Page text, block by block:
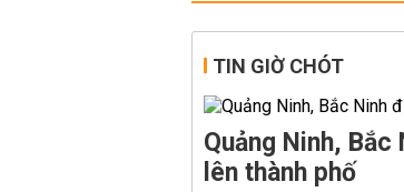
TIN GIỜ CHÓT
Quảng Ninh,
lên thành phố